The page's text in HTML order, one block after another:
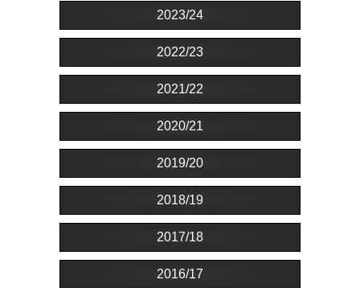
2023/24
2022/23
2021/22
2020/21
2019/20
2018/19
2017/18
2016/17